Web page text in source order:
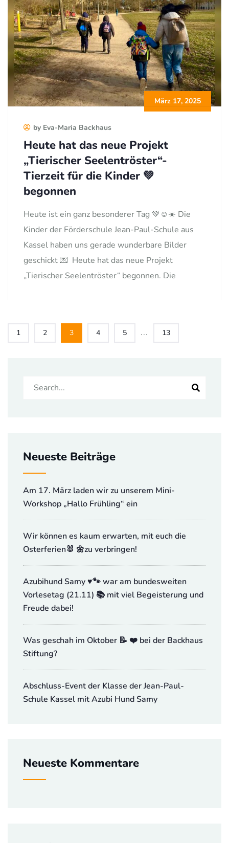
März 17, 2025
by Eva-Maria Backhaus
Heute hat das neue Projekt
„Tierischer Seelentröster“-
Tierzeit für die Kinder 💚
begonnen
Heute ist ein ganz besonderer Tag 💚☺️☀️ Die
Kinder der Förderschule Jean-Paul-Schule aus
Kassel haben uns gerade wunderbare Bilder
geschickt 💌 Heute hat das neue Projekt
„Tierischer Seelentröster“ begonnen. Die
1 2 3 4 5 ... 13
Neueste Beiträge
Am 17. März laden wir zu unserem Mini-
Workshop „Hallo Frühling“ ein
Wir können es kaum erwarten, mit euch die
Osterferien🐰 🌼zu verbringen!
Azubihund Samy ♥️🐾 war am bundesweiten
Vorlesetag (21.11) 📚 mit viel Begeisterung und
Freude dabei!
Was geschah im Oktober 📝 ❤️ bei der Backhaus
Stiftung?
Abschluss-Event der Klasse der Jean-Paul-
Schule Kassel mit Azubi Hund Samy
Neueste Kommentare